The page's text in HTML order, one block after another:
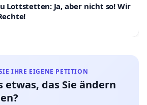
Lottstetten: Ja, aber nicht so! Wir
IHRE EIGENE PETITION
etwas, das Sie ändern